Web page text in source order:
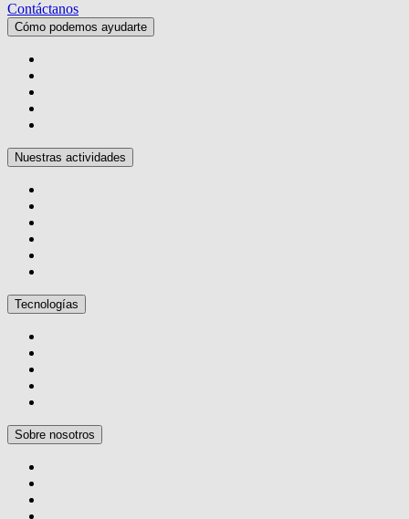
Contáctanos
Cómo podemos ayudarte
Nuestras actividades
Tecnologías
Sobre nosotros